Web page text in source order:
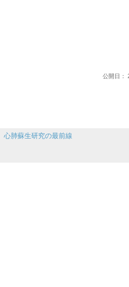
公開日：
肺蘇生研究の最前線